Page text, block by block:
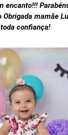
encanto!!!
mamãe
confiança!